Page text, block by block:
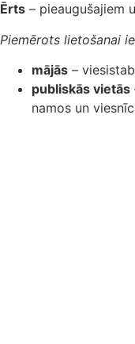
Ērts – pieaugušajiem
Piemērots lietošanai
mājās –
publiskās vietās
namos un